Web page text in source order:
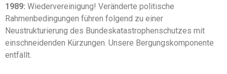
1989: Wiedervereinigung! Veränderte politische
Rahmenbedingungen führen folgend zu einer
Neustrukturierung des Bundeskatastrophenschutzes mit
einschneidenden Kürzungen. Unsere Bergungskomponente
entfällt.